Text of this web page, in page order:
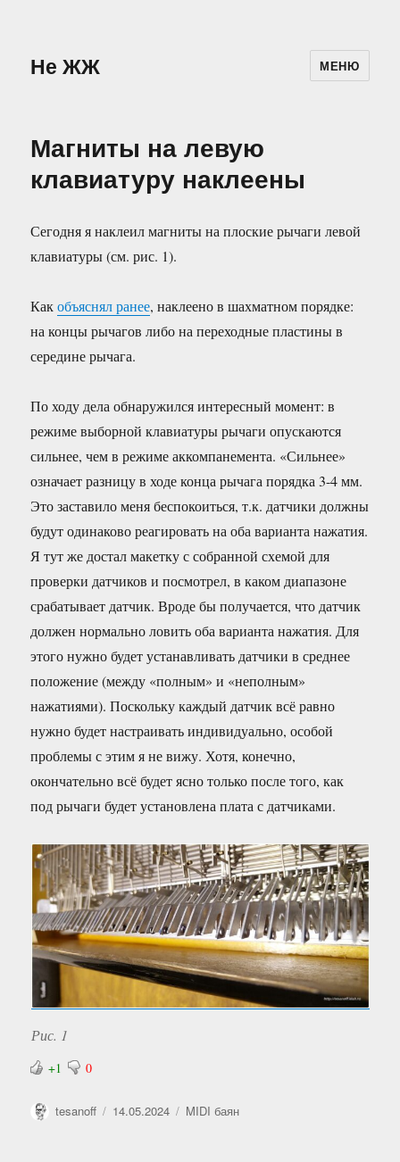
Не ЖЖ МЕНЮ
Магниты на левую
клавиатуру наклеены
Сегодня я наклеил магниты на плоские рычаги левой
клавиатуры (см. рис. 1).
Какобъяснял ранее, наклеено в шахматном порядке:
на концы рычагов либо на переходные пластины в
середине рычага.
По ходу дела обнаружился интересный момент: в
режиме выборной клавиатуры рычаги опускаются
сильнее, чем в режиме аккомпанемента. «Сильнее»
означает разницу в ходе конца рычага порядка 3-4 мм.
Это заставило меня беспокоиться, т.к. датчики должны
будут одинаково реагировать на оба варианта нажатия.
Я тут же достал макетку с собранной схемой для
проверки датчиков и посмотрел, в каком диапазоне
срабатывает датчик. Вроде бы получается, что датчик
должен нормально ловить оба варианта нажатия. Для
этого нужно будет устанавливать датчики в среднее
положение (между «полным» и «неполным»
нажатиями). Поскольку каждый датчик всё равно
нужно будет настраивать индивидуально, особой
проблемы с этим я не вижу. Хотя, конечно,
окончательно всё будет ясно только после того, как
под рычаги будет установлена плата с датчиками.
Рис. 1
+1 0
Автор
tesanoff Опубликовано
14.05.2024 Рубрики
MIDI баян